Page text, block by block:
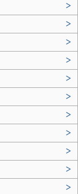
>
>
>
>
>
>
>
>
>
>
>